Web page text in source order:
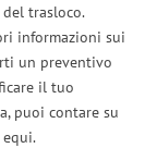
trasloco.
informazioni sui
un preventivo
il tuo
puoi contare su